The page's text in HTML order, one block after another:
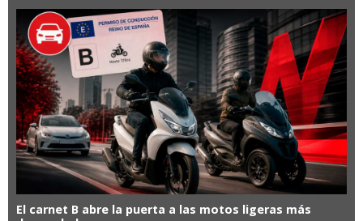
El carnet B abre la puerta a las motos ligeras más